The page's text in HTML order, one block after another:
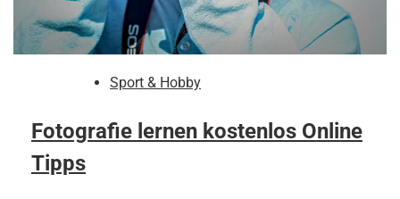
Sport & Hobby
Fotografie lernen kostenlos Online
Tipps